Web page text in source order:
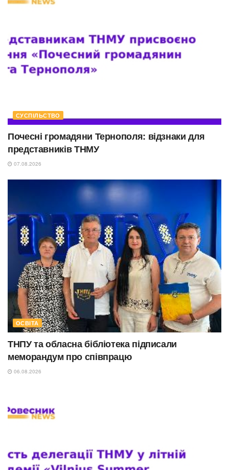
СУСПІЛЬСТВО
Почесні громадяни Тернополя: відзнаки для
представників ТНМУ
07.08.2026
ОСВІТА
ТНПУ та обласна бібліотека підписали
меморандум про співпрацю
06.08.2026